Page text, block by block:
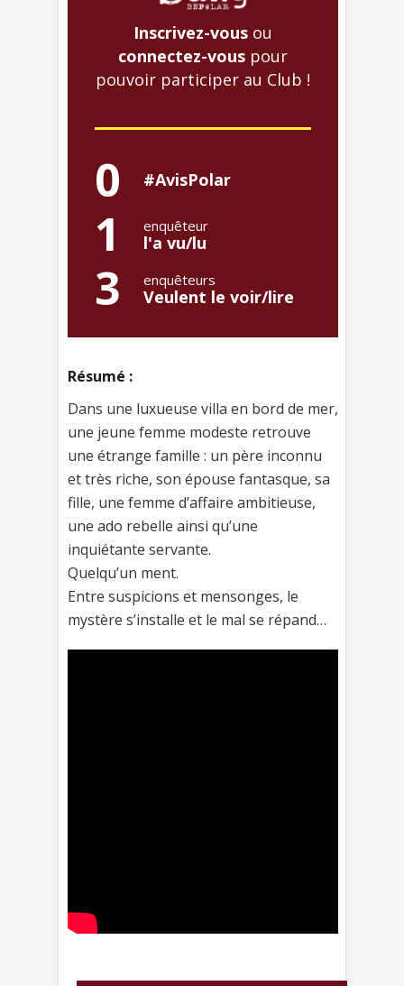
Inscrivez-vous ou
connectez-vous pour
pouvoir participer au Club !
0 #AvisPolar
1 enquêteur
l'a vu/lu
3 enquêteurs
Veulent le voir/lire
Résumé :
Dans une luxueuse villa en bord de mer,
une jeune femme modeste retrouve
une étrange famille : un père inconnu
et très riche, son épouse fantasque, sa
fille, une femme d’affaire ambitieuse,
une ado rebelle ainsi qu’une
inquiétante servante.
Quelqu’un ment.
Entre suspicions et mensonges, le
mystère s’installe et le mal se répand…